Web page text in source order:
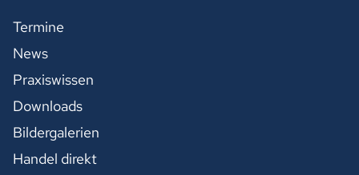
Termine
News
Praxiswissen
Downloads
Bildergalerien
Handel direkt